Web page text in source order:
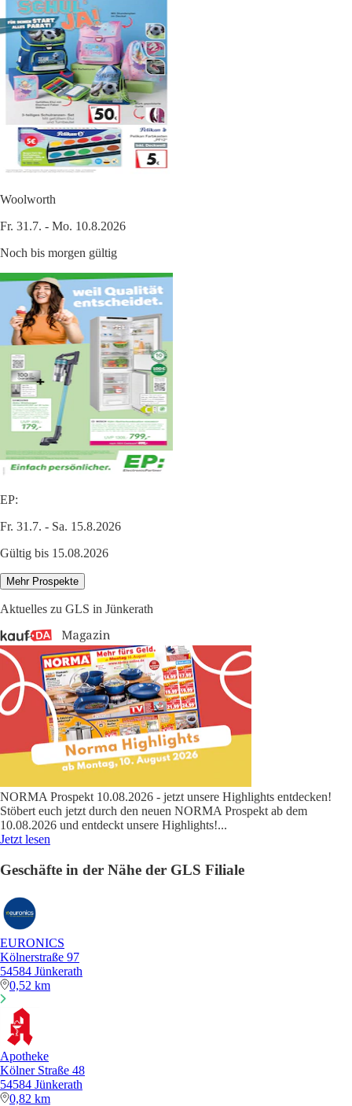
Woolworth
Fr. 31.7. - Mo. 10.8.2026
Noch bis morgen gültig
EP:
Fr. 31.7. - Sa. 15.8.2026
Gültig bis 15.08.2026
Mehr Prospekte
Aktuelles zu GLS in Jünkerath
NORMA Prospekt 10.08.2026 - jetzt unsere Highlights entdecken!
Stöbert euch jetzt durch den neuen NORMA Prospekt ab dem
10.08.2026 und entdeckt unsere Highlights!...
Jetzt lesen
Geschäfte in der Nähe der GLS Filiale
EURONICS
Kölnerstraße 97
54584 Jünkerath
0,52 km
Apotheke
Kölner Straße 48
54584 Jünkerath
0,82 km